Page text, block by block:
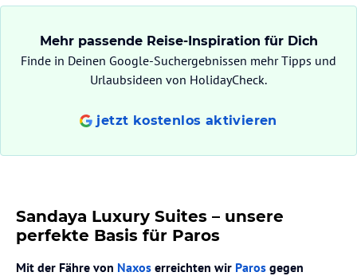
Mehr passende Reise-Inspiration für Dich
Finde in Deinen Google-Suchergebnissen mehr Tipps und
Urlaubsideen von HolidayCheck.
jetzt kostenlos aktivieren
Sandaya Luxury Suites – unsere
perfekte Basis für Paros
Mit der Fähre von Naxos erreichten wir Paros gegen